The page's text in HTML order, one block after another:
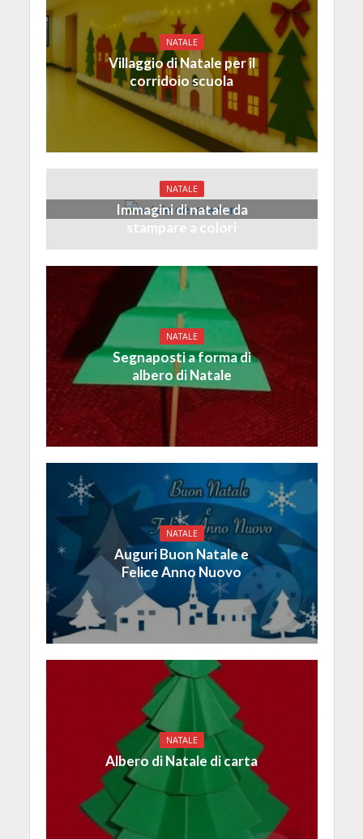
NATALE
Villaggio di Natale per il
corridoio scuola
NATALE
Immagini di natale da
stampare a colori
NATALE
Segnaposti a forma di
albero di Natale
NATALE
Auguri Buon Natale e
Felice Anno Nuovo
NATALE
Albero di Natale di carta